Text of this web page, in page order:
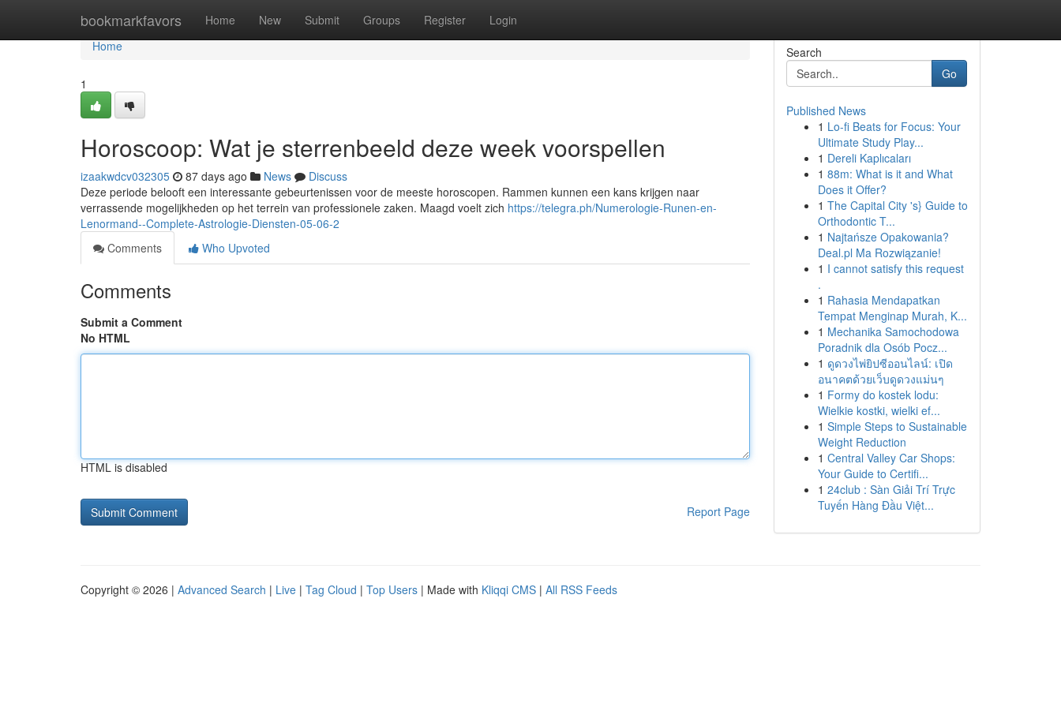
bookmarkfavors Home New Submit Groups Register Login
Home
Home
1
Horoscoop: Wat je sterrenbeeld deze week voorspellen
izaakwdcv032305 87 days ago News
Discuss
Deze periode belooft een interessante gebeurtenissen voor de meeste horoscopen. Rammen kunnen een kans krijgen naar
verrassende mogelijkheden op het terrein van professionele zaken. Maagd voelt zich https://telegra.ph/Numerologie-Runen-en-
Lenormand--Complete-Astrologie-Diensten-05-06-2
Comments
Who Upvoted
Comments
Submit a Comment
No HTML
HTML is disabled
Report Page
Search
Go
Published News
1 Lo-fi Beats for Focus: Your
Ultimate Study Play...
1 Dereli Kaplıcaları
1 88m: What is it and What
Does it Offer?
1 The Capital City 's} Guide to
Orthodontic T...
1 Najtańsze Opakowania?
Deal.pl Ma Rozwiązanie!
1 I cannot satisfy this request
.
1 Rahasia Mendapatkan
Tempat Menginap Murah, K...
1 Mechanika Samochodowa
Poradnik dla Osób Pocz...
1 ดูดวงไพ่ยิปซีออนไลน์: เปิด
อนาคตด้วยเว็บดูดวงแม่นๆ
1 Formy do kostek lodu:
Wielkie kostki, wielki ef...
1 Simple Steps to Sustainable
Weight Reduction
1 Central Valley Car Shops:
Your Guide to Certifi...
1 24club : Sàn Giải Trí Trực
Tuyến Hàng Đầu Việt...
Copyright © 2026 | Advanced Search | Live | Tag Cloud | Top Users | Made with Kliqqi CMS | All RSS Feeds